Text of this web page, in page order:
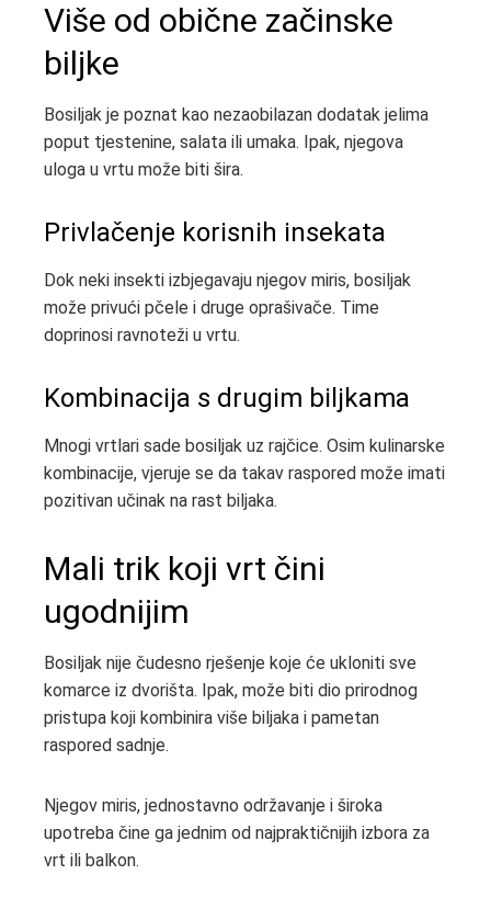
Više od obične začinske
biljke
Bosiljak je poznat kao nezaobilazan dodatak jelima
poput tjestenine, salata ili umaka. Ipak, njegova
uloga u vrtu može biti šira.
Privlačenje korisnih insekata
Dok neki insekti izbjegavaju njegov miris, bosiljak
može privući pčele i druge oprašivače. Time
doprinosi ravnoteži u vrtu.
Kombinacija s drugim biljkama
Mnogi vrtlari sade bosiljak uz rajčice. Osim kulinarske
kombinacije, vjeruje se da takav raspored može imati
pozitivan učinak na rast biljaka.
Mali trik koji vrt čini
ugodnijim
Bosiljak nije čudesno rješenje koje će ukloniti sve
komarce iz dvorišta. Ipak, može biti dio prirodnog
pristupa koji kombinira više biljaka i pametan
raspored sadnje.
Njegov miris, jednostavno održavanje i široka
upotreba čine ga jednim od najpraktičnijih izbora za
vrt ili balkon.